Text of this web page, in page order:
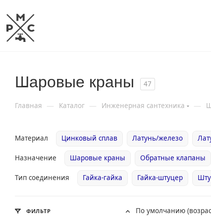
Шаровые краны 47
Главная — Каталог — Инженерная сантехника —
Материал Цинковый сплав Латунь/железо
Назначение Шаровые краны Обратные клапаны
Тип соединения Гайка-гайка Гайка-штуцер
По умолчанию
ФИЛЬТР